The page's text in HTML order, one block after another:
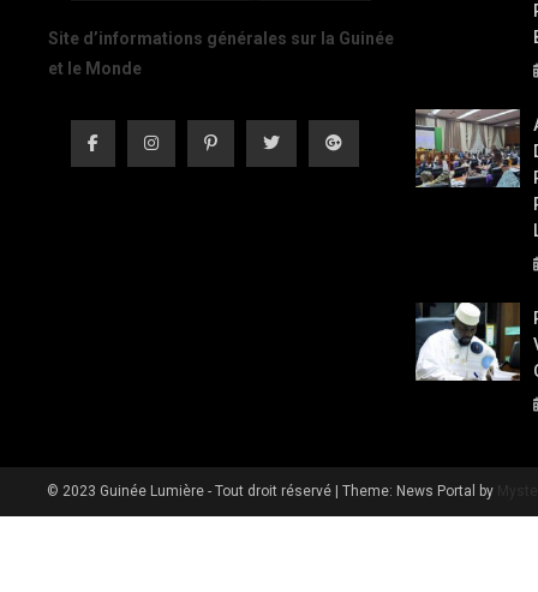
Site d’informations générales sur la Guinée
et le Monde
© 2023 Guinée Lumière - Tout droit réservé |Theme: News Portal by